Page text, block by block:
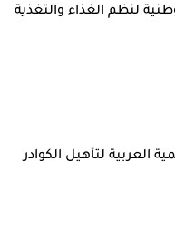
لنظم الغذاء والتغذية
العربية لتأهيل الكوادر